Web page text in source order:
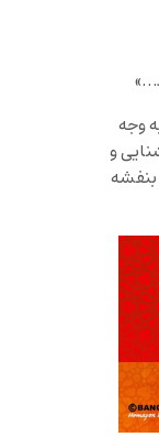
وجه
و
بنفشه